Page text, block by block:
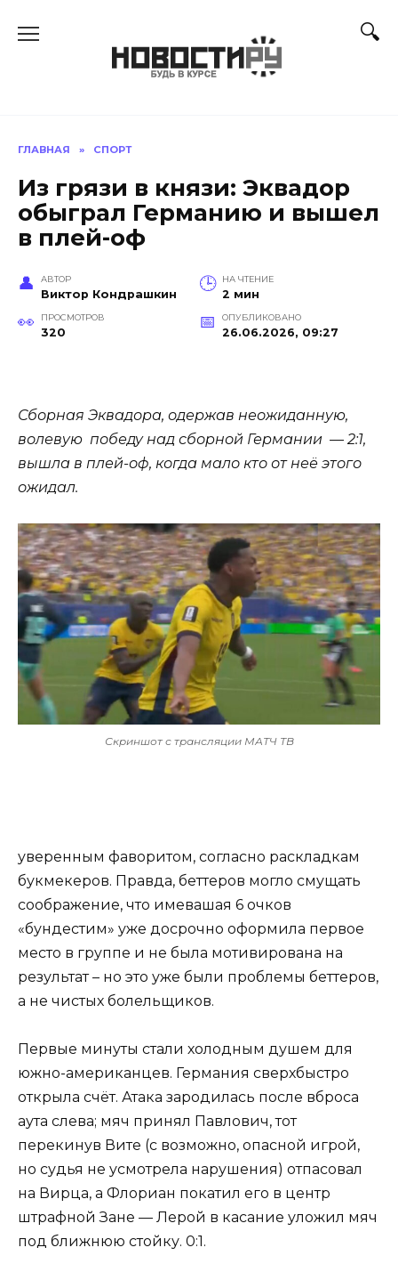
ГЛАВНАЯ » СПОРТ
Из грязи в князи: Эквадор
обыграл Германию и вышел
в плей-оф
АВТОР
Виктор Кондрашкин
НА ЧТЕНИЕ
2 мин
ПРОСМОТРОВ
320
ОПУБЛИКОВАНО
26.06.2026, 09:27
Сборная Эквадора, одержав неожиданную,
волевую победу над сборной Германии — 2:1,
вышла в плей-оф, когда мало кто от неё этого
ожидал.
Скриншот с трансляции МАТЧ ТВ
уверенным фаворитом, согласно раскладкам
букмекеров. Правда, беттеров могло смущать
соображение, что имевашая 6 очков
«бундестим» уже досрочно оформила первое
место в группе и не была мотивирована на
результат – но это уже были проблемы беттеров,
а не чистых болельщиков.
Первые минуты стали холодным душем для
южно-американцев. Германия сверхбыстро
открыла счёт. Атака зародилась после вброса
аута слева; мяч принял Павлович, тот
перекинув Вите (с возможно, опасной игрой,
но судья не усмотрела нарушения) отпасовал
на Вирца, а Флориан покатил его в центр
штрафной Зане — Лерой в касание уложил мяч
под ближнюю стойку. 0:1.